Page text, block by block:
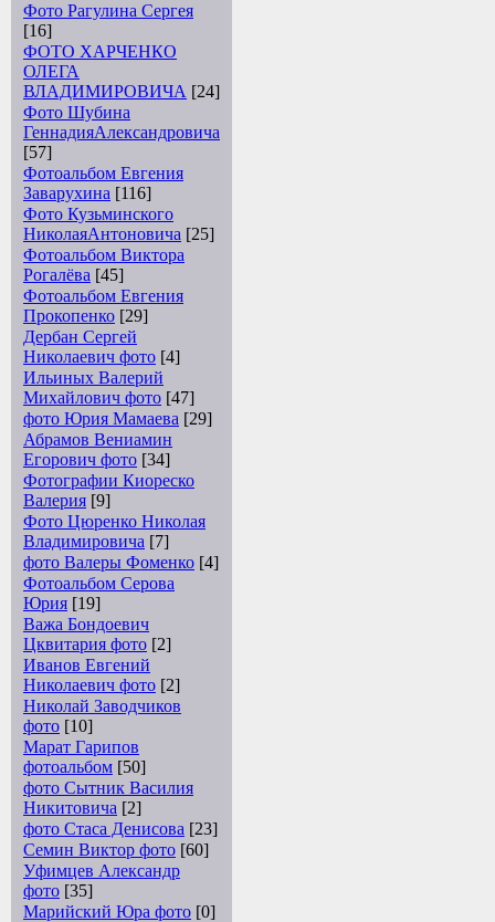
Фото Рагулина Сергея
[16]
ФОТО ХАРЧЕНКО
ОЛЕГА
ВЛАДИМИРОВИЧА [24]
Фото Шубина
ГеннадияАлександровича
[57]
Фотоальбом Евгения
Заварухина [116]
Фото Кузьминского
НиколаяАнтоновича [25]
Фотоальбом Виктора
Рогалёва [45]
Фотоальбом Евгения
Прокопенко [29]
Дербан Сергей
Николаевич фото [4]
Ильиных Валерий
Михайлович фото [47]
фото Юрия Мамаева [29]
Абрамов Вениамин
Егорович фото [34]
Фотографии Киореско
Валерия [9]
Фото Цюренко Николая
Владимировича [7]
фото Валеры Фоменко [4]
Фотоальбом Серова
Юрия [19]
Важа Бондоевич
Цквитария фото [2]
Иванов Евгений
Николаевич фото [2]
Николай Заводчиков
фото [10]
Марат Гарипов
фотоальбом [50]
фото Сытник Василия
Никитовича [2]
фото Стаса Денисова [23]
Семин Виктор фото [60]
Уфимцев Александр
фото [35]
Марийский Юра фото [0]